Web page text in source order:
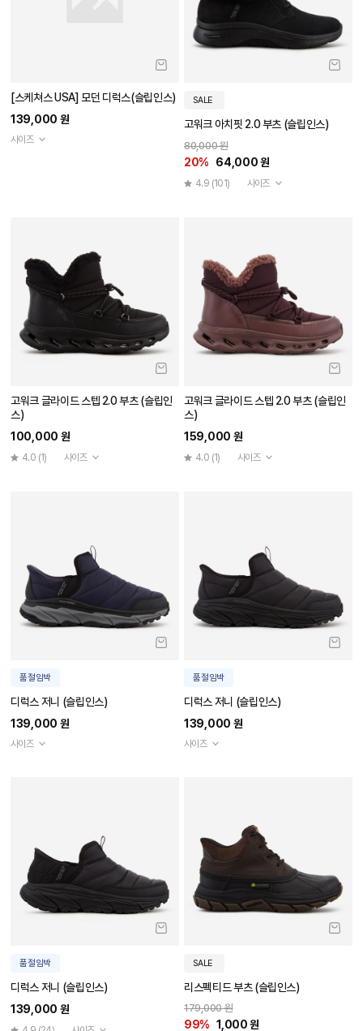
[스케쳐스 USA] 모던 디럭스(슬립인스)
139,000 원
사이즈
SALE
고워크 아치핏 2.0 부츠 (슬립인스)
80,000 원
20% 64,000 원
4.9 (101) 사이즈
고워크 글라이드 스텝 2.0 부츠 (슬립인
스)
100,000 원
4.0 (1) 사이즈
고워크 글라이드 스텝 2.0 부츠 (슬립인
스)
159,000 원
4.0 (1) 사이즈
품절임박
디럭스 저니 (슬립인스)
139,000 원
사이즈
품절임박
디럭스 저니 (슬립인스)
139,000 원
사이즈
품절임박
디럭스 저니 (슬립인스)
139,000 원
SALE
리스펙티드 부츠 (슬립인스)
179,000 원
99% 1,000 원